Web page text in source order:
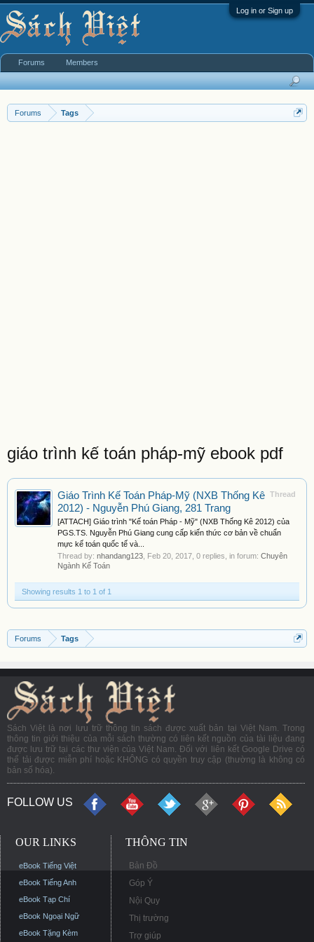
Log in or Sign up
Forums Tags
giáo trình kế toán pháp-mỹ ebook pdf
Thread
Giáo Trình Kế Toán Pháp-Mỹ (NXB Thống Kê
2012) - Nguyễn Phú Giang, 281 Trang
[ATTACH] Giáo trình "Kế toán Pháp - Mỹ" (NXB Thống Kê 2012) của
PGS.TS. Nguyễn Phú Giang cung cấp kiến thức cơ bản về chuẩn
mực kế toán quốc tế và...
Thread by: nhandang123 Feb 20, 2017 , 0 replies, in forum: Chuyên
Ngành Kế Toán
Showing results 1 to 1 of 1
Forums Tags
Forums Members
Sách Việt là nơi lưu trữ thông tin sách được xuất bản tại Việt Nam. Trong
thông tin giới thiệu của mỗi sách thường có liên kết nguồn của tài liệu đang
được lưu trữ tại các thư viện của Việt Nam. Đối với liên kết Google Drive có
thể tải được miễn phí hoặc KHÔNG có quyền truy cập (thường là không có
bản số hóa).
FOLLOW US
OUR LINKS
eBook Tiếng Việt
eBook Tiếng Anh
eBook Tạp Chí
eBook Ngoại Ngữ
eBook Tặng Kèm
THÔNG TIN
Bản Đồ
Góp Ý
Nội Quy
Thị trường
Trợ giúp